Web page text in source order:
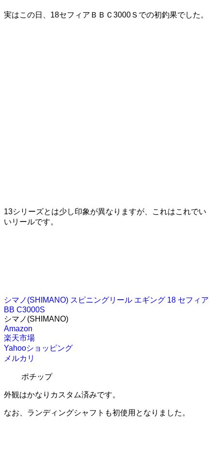
実はこの日、18セフィアＢＢＣ3000Ｓでの初釣果でした。
13シリーズとは少し印象が異なりますが、これはこれでい
いリールです。
シマノ(SHIMANO) スピニングリール エギング 18 セフィア
BB C3000S
シマノ(SHIMANO)
Amazon
楽天市場
Yahooショッピング
メルカリ
ポチップ
外観はかなりカスタム済みです。
なお、ランディングシャフトも初使用となりました。